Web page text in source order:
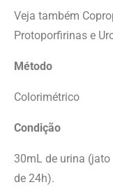
Veja também
Protoporfirinas e
Método
Colorimétrico
Condição
30mL de urina
de 24h).